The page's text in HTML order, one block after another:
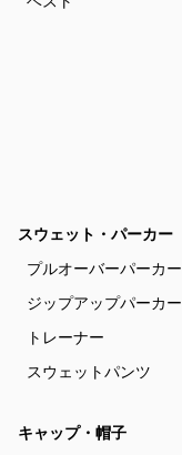
スウェット・パーカー
プルオーバーパーカー
ジップアップパーカー
トレーナー
スウェットパンツ
キャップ・帽子